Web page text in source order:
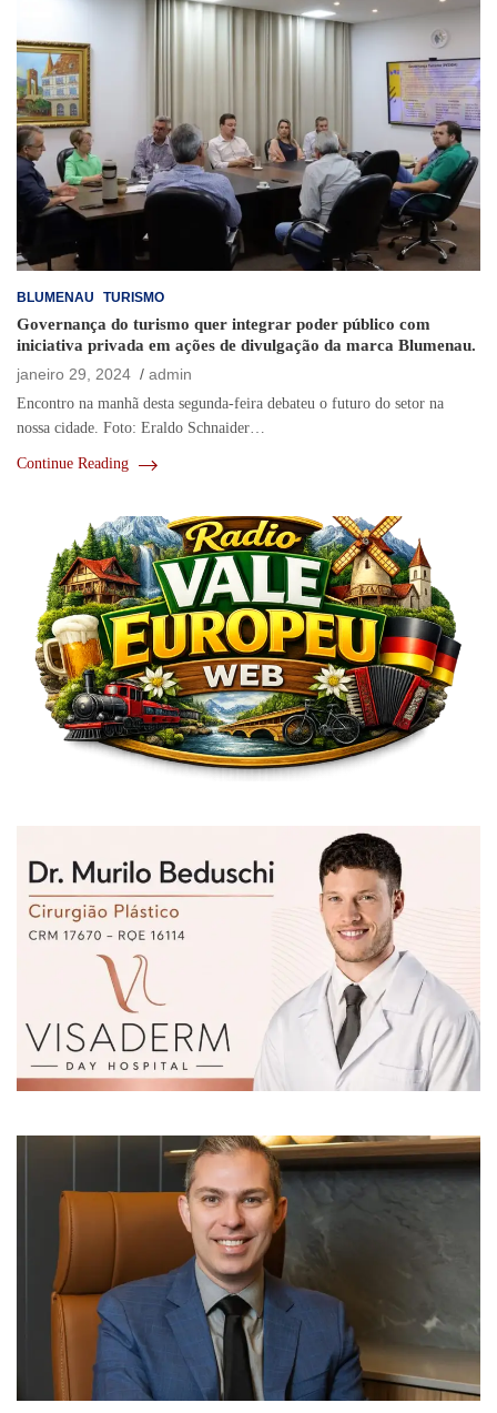
BLUMENAU TURISMO
Governança do turismo quer integrar poder público com
iniciativa privada em ações de divulgação da marca Blumenau.
janeiro 29, 2024
admin
Encontro na manhã desta segunda-feira debateu o futuro do setor na
nossa cidade. Foto: Eraldo Schnaider…
Continue Reading